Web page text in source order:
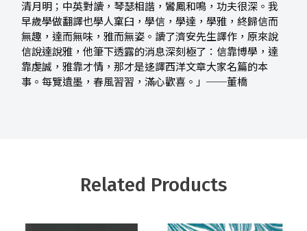
清月明；中英對讀，琴瑟相諧，鸞鳳和鳴，功夫很深。我
早歲學做翻譯也學人窠臼，學信，學達，學雅，終歸信而
無趣，達而無味，雅而無姿。讀了濟安先生譯作，原來說
信說達說雅，他筆下透露的消息深刻極了：信靠博學，達
靠虔誠，雅靠才情，那才是迻譯西洋文章大家名篇的本
事。每覽遺墨，春風習習，滿心歡喜。」──董橋
Related Products